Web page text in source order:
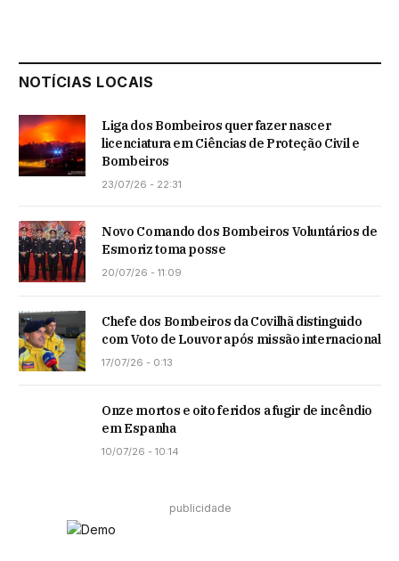
NOTÍCIAS LOCAIS
Liga dos Bombeiros quer fazer nascer
licenciatura em Ciências de Proteção Civil e
Bombeiros
23/07/26 - 22:31
Novo Comando dos Bombeiros Voluntários de
Esmoriz toma posse
20/07/26 - 11:09
Chefe dos Bombeiros da Covilhã distinguido
com Voto de Louvor após missão internacional
17/07/26 - 0:13
Onze mortos e oito feridos a fugir de incêndio
em Espanha
10/07/26 - 10:14
publicidade